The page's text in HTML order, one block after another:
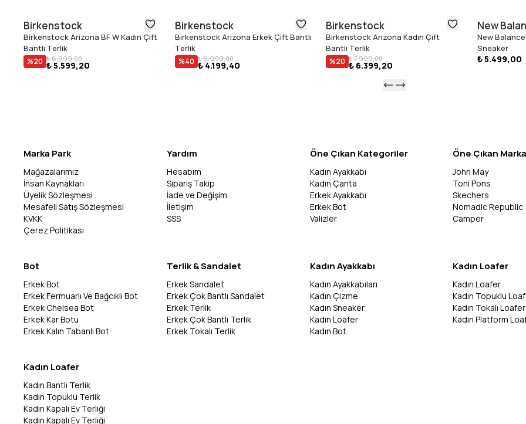
Birkenstock
Birkenstock Arizona BF W Kadın Çift
Bantlı Terlik
%20 ₺ 6.999,00
₺ 5.599,20
Birkenstock
Birkenstock Arizona Erkek Çift Bantlı
Terlik
%40 ₺ 6.999,00
₺ 4.199,40
Birkenstock
Birkenstock Arizona Kadın Çift
Bantlı Terlik
%20 ₺ 7.999,00
₺ 6.399,20
New
New
Sneaker
₺ 5.499,00
Marka Park
Mağazalarımız
İnsan Kaynakları
Üyelik Sözleşmesi
Mesafeli Satış Sözleşmesi
KVKK
Çerez Politikası
Yardım
Hesabım
Sipariş Takip
İade ve Değişim
İletişim
SSS
Öne Çıkan Kategoriler
Kadın Ayakkabı
Kadın Çanta
Erkek Ayakkabı
Erkek Bot
Valizler
Öne Çıkan
John May
Toni Pons
Skechers
Nomadic Republic
Camper
Bot
Erkek Bot
Erkek Fermuarlı Ve Bağcıklı Bot
Erkek Chelsea Bot
Erkek Kar Botu
Erkek Kalın Tabanlı Bot
Terlik & Sandalet
Erkek Sandalet
Erkek Çok Bantlı Sandalet
Erkek Terlik
Erkek Çok Bantlı Terlik
Erkek Tokalı Terlik
Kadın Ayakkabı
Kadın Ayakkabıları
Kadın Çizme
Kadın Sneaker
Kadın Loafer
Kadın Bot
Kadın Loafer
Kadın Loafer
Kadın Topuklu
Kadın Tokalı Loafer
Kadın Platform
Kadın Loafer
Kadın Bantlı Terlik
Kadın Topuklu Terlik
Kadın Kapalı Ev Terliği
Kadın Kapalı Ev Terliği